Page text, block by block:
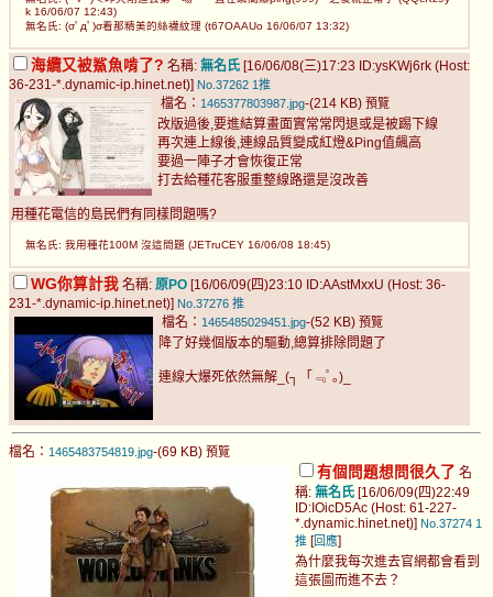
k 16/06/07 12:43)
無名氏: (σﾟдﾟ)σ看那精美的絲襪紋理 (t67OAAUo 16/06/07 13:32)
海纜又被鯊魚啃了? 名稱: 無名氏 [16/06/08(三)17:23 ID:ysKWj6rk (Host:
36-231-*.dynamic-ip.hinet.net)] No.37262 1推
檔名： 1465377803987.jpg-(214 KB) 預覽
改版過後,要進結算畫面實常常閃退或是被踢下線
再次連上線後,連線品質變成紅燈&Ping值飆高
要過一陣子才會恢復正常
打去給種花客服重整線路還是沒改善
用種花電信的島民們有同樣問題嗎?
無名氏: 我用種花100M 沒這問題 (JETruCEY 16/06/08 18:45)
WG你算計我 名稱: 原PO [16/06/09(四)23:10 ID:AAstMxxU (Host: 36-
231-*.dynamic-ip.hinet.net)] No.37276 推
檔名： 1465485029451.jpg-(52 KB) 預覽
降了好幾個版本的驅動,總算排除問題了
連線大爆死依然無解_(┐「﹃ﾟ｡)_
檔名： 1465483754819.jpg-(69 KB) 預覽
有個問題想問很久了 名
稱: 無名氏 [16/06/09(四)22:49
ID:IOicD5Ac (Host: 61-227-
*.dynamic.hinet.net)] No.37274 1
推 [回應]
為什麼我每次進去官網都會看到
這張圖而進不去？